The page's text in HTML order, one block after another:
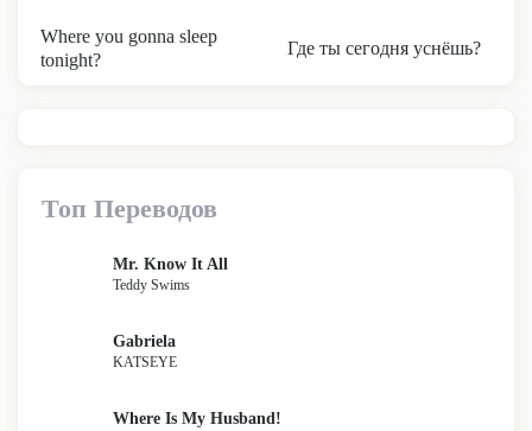
Where you gonna sleep
tonight?
Где ты сегодня уснёшь?
Топ Переводов
Mr. Know It All
Teddy Swims
Gabriela
KATSEYE
Where Is My Husband!